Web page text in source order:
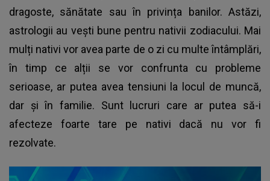
dragoste, sănătate sau în privința banilor. Astăzi,
astrologii au vești bune pentru nativii zodiacului. Mai
mulți nativi vor avea parte de o zi cu multe întâmplări,
în timp ce alții se vor confrunta cu probleme
serioase, ar putea avea tensiuni la locul de muncă,
dar și în familie. Sunt lucruri care ar putea să-i
afecteze foarte tare pe nativi dacă nu vor fi
rezolvate.